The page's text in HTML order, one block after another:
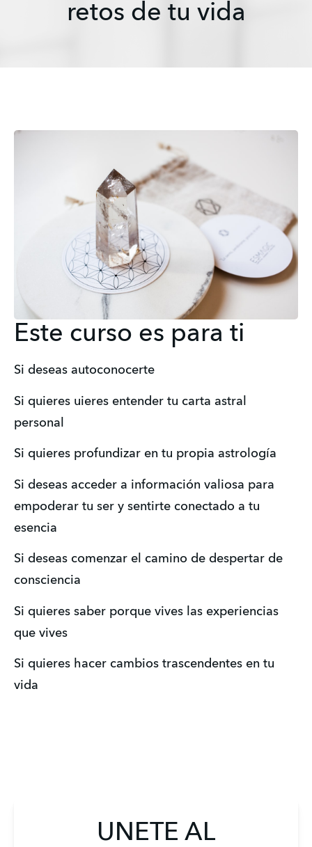
retos de tu vida
Este curso es para ti
Si deseas autoconocerte
Si quieres uieres entender tu carta astral
personal
Si quieres profundizar en tu propia astrología
Si deseas acceder a información valiosa para
empoderar tu ser y sentirte conectado a tu
esencia
Si deseas comenzar el camino de despertar de
consciencia
Si quieres saber porque vives las experiencias
que vives
Si quieres hacer cambios trascendentes en tu
vida
UNETE AL